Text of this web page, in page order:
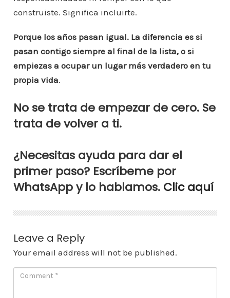
construiste. Significa incluirte.
Porque los años pasan igual. La diferencia es si
pasan contigo siempre al final de la lista, o si
empiezas a ocupar un lugar más verdadero en tu
propia vida.
No se trata de empezar de cero. Se
trata de volver a ti.
¿Necesitas ayuda para dar el
primer paso? Escríbeme por
WhatsApp y lo hablamos. Clic aquí
Leave a Reply
Your email address will not be published.